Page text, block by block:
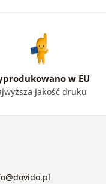
w EU
jakość druku